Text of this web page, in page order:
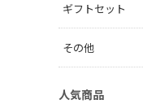
ギフトセット
その他
人気商品